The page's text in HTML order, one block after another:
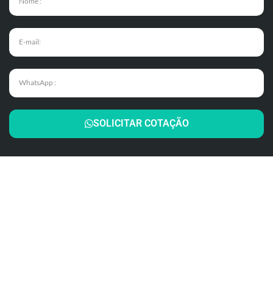
SOLICITAR COTAÇÃO